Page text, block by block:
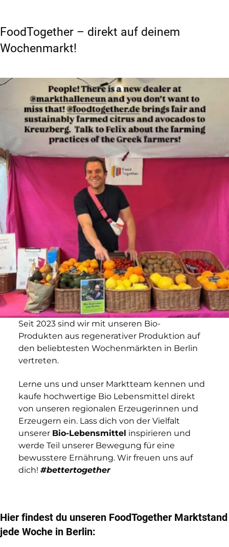
FoodTogether – direkt auf deinem
Wochenmarkt!
Seit 2023 sind wir mit unseren Bio-
Produkten aus regenerativer Produktion auf
den beliebtesten Wochenmärkten in Berlin
vertreten.
Lerne uns und unser Marktteam kennen und
kaufe hochwertige Bio Lebensmittel direkt
von unseren regionalen Erzeugerinnen und
Erzeugern ein. Lass dich von der Vielfalt
unserer Bio-Lebensmittel inspirieren und
werde Teil unserer Bewegung für eine
bewusstere Ernährung. Wir freuen uns auf
dich! #bettertogether
Hier findest du unseren FoodTogether Marktstand
jede Woche in Berlin: